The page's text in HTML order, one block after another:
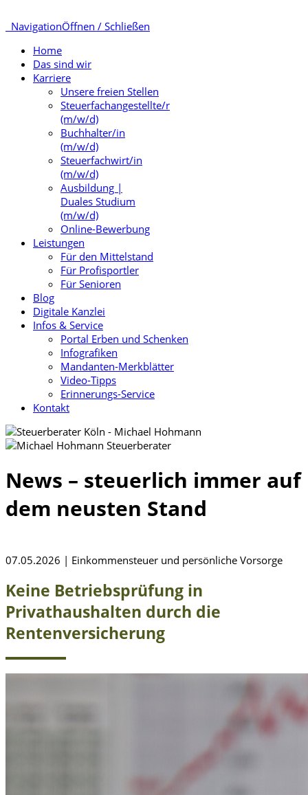
NavigationÖffnen / Schließen
Home
Das sind wir
Karriere
Unsere freien Stellen
Steuerfachangestellte/r
(m/w/d)
Buchhalter/in
(m/w/d)
Steuerfachwirt/in
(m/w/d)
Ausbildung |
Duales Studium
(m/w/d)
Online-Bewerbung
Leistungen
Für den Mittelstand
Für Profisportler
Für Senioren
Blog
Digitale Kanzlei
Infos & Service
Portal Erben und Schenken
Infografiken
Mandanten-Merkblätter
Video-Tipps
Erinnerungs-Service
Kontakt
News – steuerlich immer auf
dem neusten Stand
07.05.2026 | Einkommensteuer und persönliche Vorsorge
Keine Betriebsprüfung in
Privathaushalten durch die
Rentenversicherung